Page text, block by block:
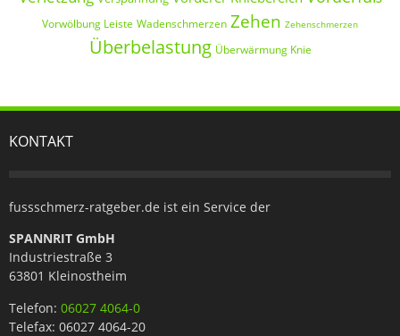
Vorwölbung Leiste Wadenschmerzen Zehen Zehenschmerzen
Überbelastung Überwärmung Knie
KONTAKT
fussschmerz-ratgeber.de ist ein Service der
SPANNRIT GmbH
Industriestraße 3
63801 Kleinostheim
Telefon: 06027 4064-0
Telefax: 06027 4064-20